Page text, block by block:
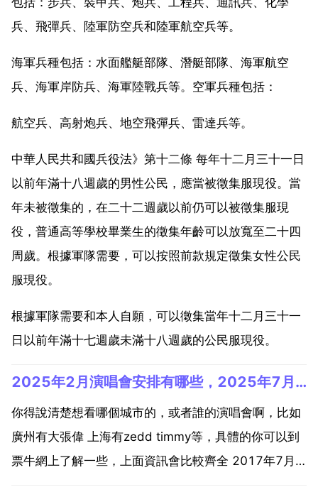
兵、飛彈兵、陸軍防空兵和陸軍航空兵等。
海軍兵種包括：水面艦艇部隊、潛艇部隊、海軍航空
兵、海軍岸防兵、海軍陸戰兵等。空軍兵種包括：
航空兵、高射炮兵、地空飛彈兵、雷達兵等。
中華人民共和國兵役法》第十二條 每年十二月三十一日
以前年滿十八週歲的男性公民，應當被徵集服現役。當
年未被徵集的，在二十二週歲以前仍可以被徵集服現
役，普通高等學校畢業生的徵集年齡可以放寬至二十四
周歲。根據軍隊需要，可以按照前款規定徵集女性公民
服現役。
根據軍隊需要和本人自願，可以徵集當年十二月三十一
日以前年滿十七週歲未滿十八週歲的公民服現役。
2025年2月演唱會安排有哪些，2025年7月演唱會安排有哪些
你得說清楚想看哪個城市的，或者誰的演唱會啊，比如
廣州有大張偉 上海有zedd timmy等，具體的你可以到
票牛網上了解一些，上面資訊會比較齊全 2017年7月